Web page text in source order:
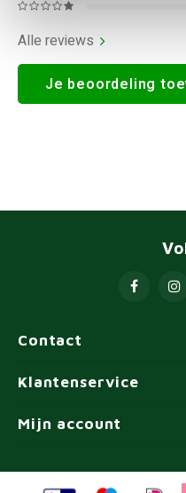
Alle reviews
Je beoordeling
Contact
Klantenservice
Mijn account